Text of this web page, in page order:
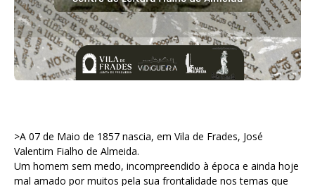
>A 07 de Maio de 1857 nascia, em Vila de Frades, José
Valentim Fialho de Almeida.
Um homem sem medo, incompreendido à época e ainda hoje
mal amado por muitos pela sua frontalidade nos temas que